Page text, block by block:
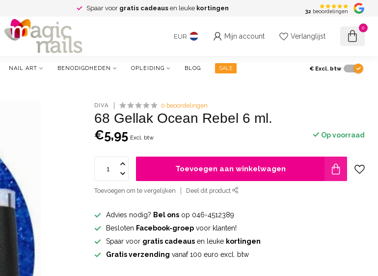
Spaar voor gratis cadeaus en leuke kortingen 32 beoordelingen
EUR Mijn account Verlanglijst
0
NAIL ART BENODIGDHEDEN OPLEIDING BLOG SALE € Excl. btw
DIVA 0 beoordelingen
68 Gellak Ocean Rebel 6 ml.
€5,95 Excl. btw Op voorraad
Toevoegen aan winkelwagen
Toevoegen om te vergelijken Deel dit product
Advies nodig? Bel ons op 046-4512389
Besloten Facebook-groep voor klanten!
Spaar voor gratis cadeaus en leuke kortingen
Gratis verzending vanaf 100 euro excl. btw